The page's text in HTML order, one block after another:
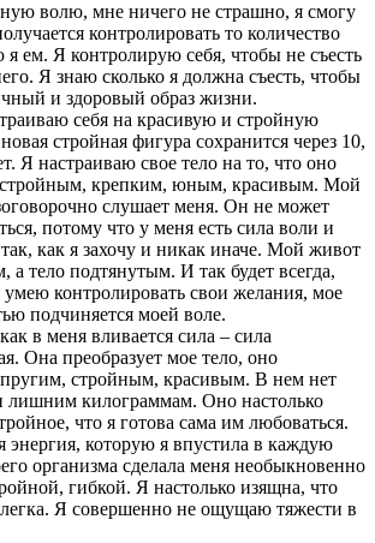
волю, мне ничего не страшно, я смогу
контролировать то количество
я ем. Я контролирую себя, чтобы не съесть
Я знаю сколько я должна съесть, чтобы
и здоровый образ жизни.
себя на красивую и стройную
стройная фигура сохранится через 10,
Я настраиваю свое тело на то, что оно
стройным, крепким, юным, красивым. Мой
слушает меня. Он не может
потому что у меня есть сила воли и
так, как я захочу и никак иначе. Мой живот
а тело подтянутым. И так будет всегда,
умею контролировать свои желания, мое
подчиняется моей воле.
в меня вливается сила – сила
Она преобразует мое тело, оно
стройным, красивым. В нем нет
лишним килограммам. Оно настолько
что я готова сама им любоваться.
энергия, которую я впустила в каждую
организма сделала меня необыкновенно
гибкой. Я настолько изящна, что
Я совершенно не ощущаю тяжести в